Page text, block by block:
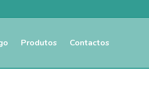
Produtos Contactos